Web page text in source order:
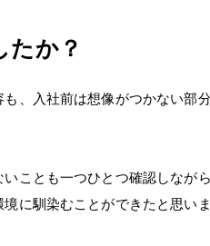
たか？
、入社前は想像がつかない部
ことも一つひとつ確認しなが
に馴染むことができたと思いま